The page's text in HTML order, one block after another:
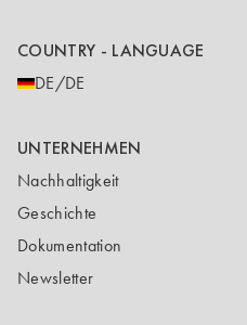
COUNTRY - LANGUAGE
DE/DE
UNTERNEHMEN
Nachhaltigkeit
Geschichte
Dokumentation
Newsletter